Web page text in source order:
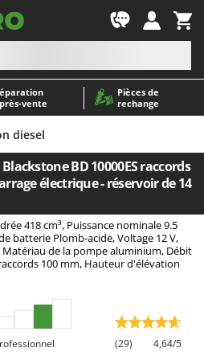
Pièces de
rechange
tondeuses autoportés
pour gazon
de terre pour tracteur
sur roues
pour tracteurs
diesel
BD 10000ES raccords
électrique - réservoir de 14
418 cm³, Puissance nominale 9.5
batterie Plomb-acide, Voltage 12 V,
de la pompe aluminium, Débit
100 mm, Hauteur d'élévation
(29) 4,64/5